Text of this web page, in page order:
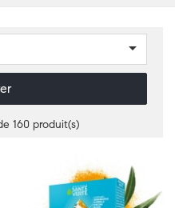

160 produit(s)